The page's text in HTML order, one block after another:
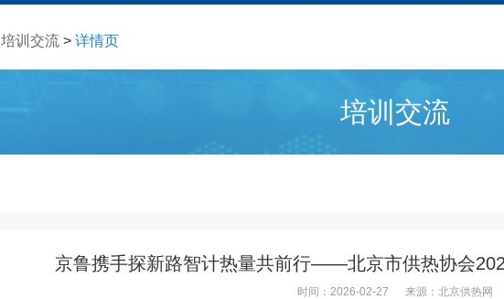
培训交流 > 详情页
培训交流
京鲁携手探新路智计热量共前行——北京市供热协会
时间：2026-02-27 来源：北京供热网